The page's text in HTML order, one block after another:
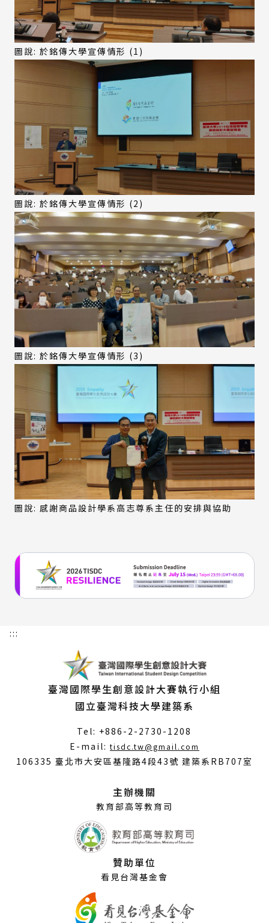
圖說: 於銘傳大學宣傳情形 (1)
圖說: 於銘傳大學宣傳情形 (2)
圖說: 於銘傳大學宣傳情形 (3)
圖說: 感謝商品設計學系高志尊系主任的安排與協助
:::
臺灣國際學生創意設計大賽執行小組
國立臺灣科技大學建築系
Tel: +886-2-2730-1208
E-mail:tisdc.tw@gmail.com
開
106335 臺北市大安區基隆路4段43號 建築系RB707室
主辦機關
教育部高等教育司
贊助單位
看見台灣基金會